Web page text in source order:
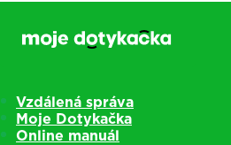
Vzdálená správa
Moje Dotykačka
Online manuál